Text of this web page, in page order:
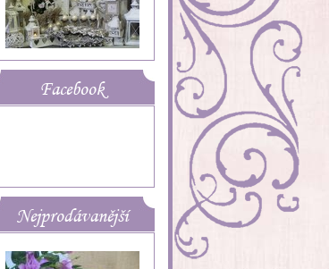
Facebook
Nejprodávanější